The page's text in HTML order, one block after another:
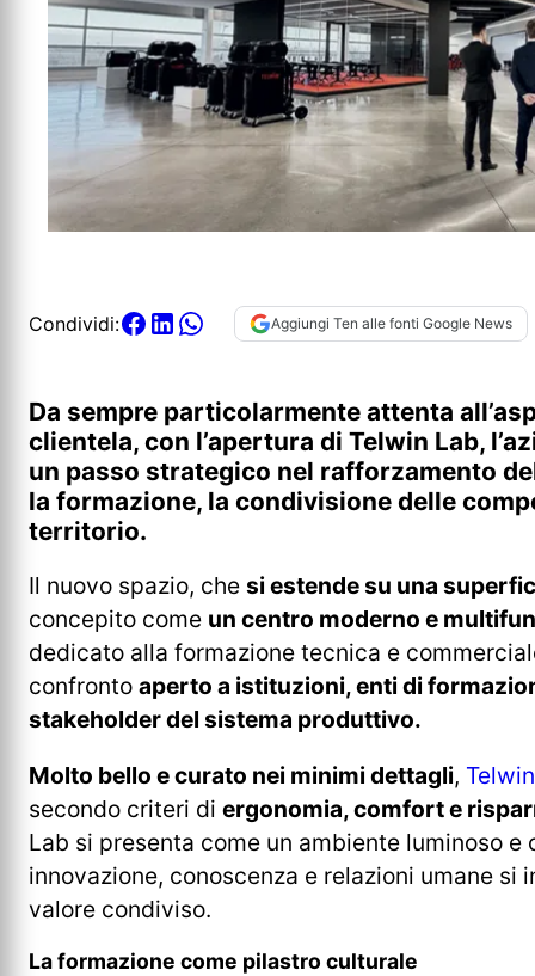
Condividi: Aggiungi Ten alle fonti Google News
Da sempre particolarmente attenta
clientela, con l’apertura di Telwin Lab,
un passo strategico nel rafforzamento
la formazione, la condivisione delle
territorio.
Il nuovo spazio, che si estende su una
concepito come un centro moderno e
dedicato alla formazione tecnica e
confronto aperto a istituzioni, enti di
stakeholder del sistema produttivo.
Molto bello e curato nei minimi dettagli,
secondo criteri di ergonomia, comfort e
Lab si presenta come un ambiente luminoso e
innovazione, conoscenza e relazioni umane si
valore condiviso.
La formazione come pilastro culturale